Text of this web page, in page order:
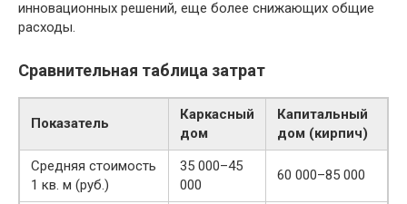
инновационных решений, еще более снижающих общие
расходы.
Сравнительная таблица затрат
Показатель
Каркасный
дом
Капитальный
дом (кирпич)
Средняя стоимость
1 кв. м (руб.)
35 000–45
000
60 000–85 000